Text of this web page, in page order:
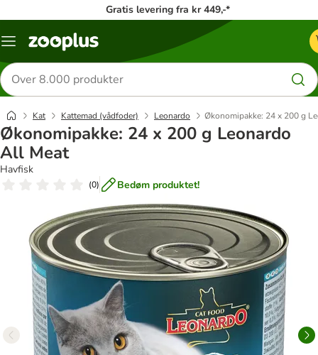
Gratis levering fra kr 449,-*
Menu
Søg
efter
produkter
Kat Kattemad (vådfoder) Leonardo Økonomipakke: 24 x 200 g
Økonomipakke: 24 x 200 g Leonardo
All Meat
Havfisk
(0) Bedøm produktet!